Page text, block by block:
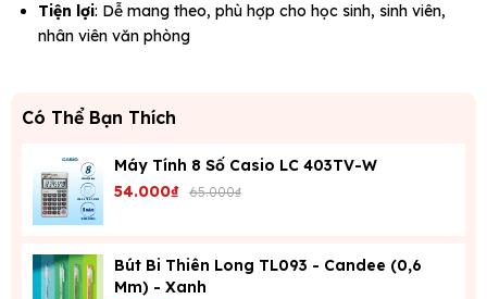
Tiện lợi: Dễ mang theo, phù hợp cho học sinh, sinh viên,
nhân viên văn phòng
Có Thể Bạn Thích
Máy Tính 8 Số Casio LC 403TV-W
54.000₫ 65.000₫
Bút Bi Thiên Long TL093 - Candee (0,6
Mm) - Xanh